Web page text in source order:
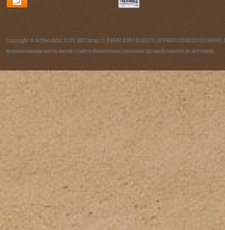
Copyright © ArtDecoMix, 2019, ИП Ситар О.В ИНН 181901262575, ОГРНИП 319183200016690.
использовании материалов с сайта обязательно указание прямой ссылки на источник.